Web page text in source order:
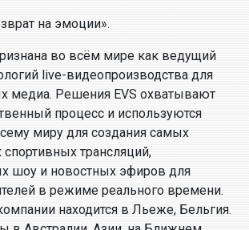
на эмоции».
во всём мире как ведущий
live-видеопроизводства для
медиа. Решения EVS охватывают
процесс и используются
миру для создания самых
трансляций,
шоу и новостных эфиров для
в режиме реального времени.
находится в Льеже, Бельгия.